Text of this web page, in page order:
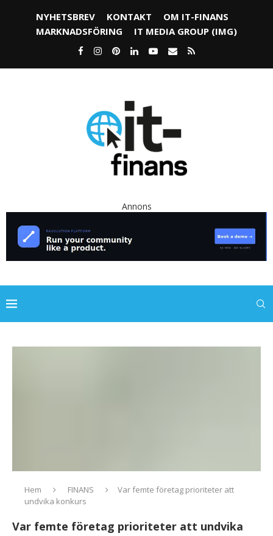
NYHETSBREV KONTAKT
OM IT-FINANS
MARKNADSFÖRING
IT MEDIA GROUP (IMG)
Annons
Hem FINANS
Var femte företag prioriteter att
undvika konkurs
Var femte företag prioriteter att undvika